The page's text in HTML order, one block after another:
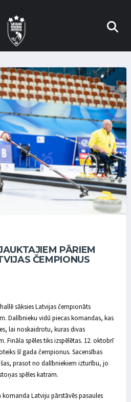
PĀRIEM
ČEMPIONUS
sāksies Latvijas čempionāts
Dalībnieku vidū piecas komandas, kas
lai noskaidrotu, kuras divas
Fināla spēles tiks izspēlētas. 12. oktobrī
šī gada čempionus. Sacensības
prasot no dalībniekiem izturību, jo
spēles katram.
Latviju pārstāvēs pasaules